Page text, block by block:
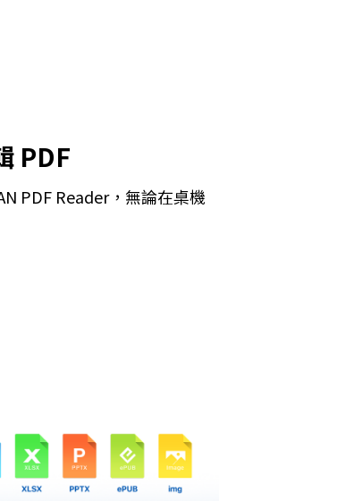
PDF
PDF Reader，無論在桌機